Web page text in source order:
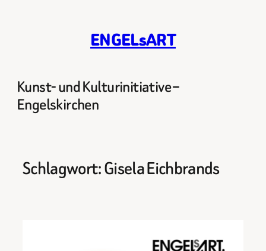
ENGELsART
Kunst- und Kulturinitiative –
Engelskirchen
Schlagwort:Gisela Eichbrands